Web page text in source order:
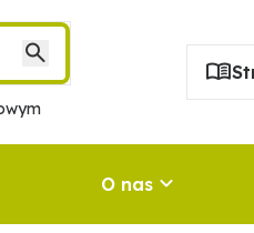
O nas